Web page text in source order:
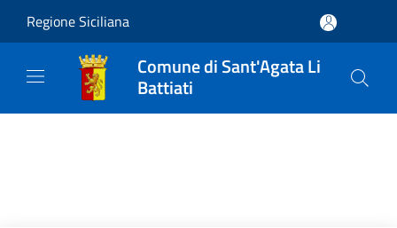
Regione Siciliana
Comune di Sant'Agata Li
Battiati